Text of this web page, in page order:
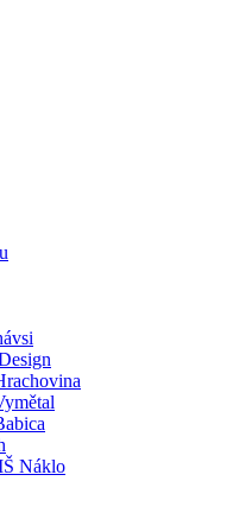
Náklo